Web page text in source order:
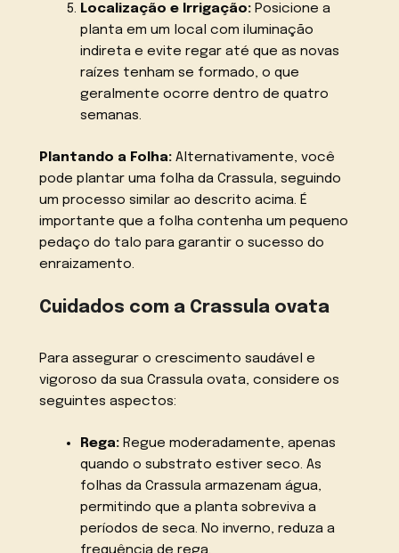
Localização e Irrigação:Posicione a
planta em um local com iluminação
indireta e evite regar até que as novas
raízes tenham se formado, o que
geralmente ocorre dentro de quatro
semanas.
Plantando a Folha: Alternativamente, você
pode plantar uma folha da Crassula, seguindo
um processo similar ao descrito acima. É
importante que a folha contenha um pequeno
pedaço do talo para garantir o sucesso do
enraizamento.
Cuidados com a Crassula ovata
Para assegurar o crescimento saudável e
vigoroso da sua Crassula ovata, considere os
seguintes aspectos:
Rega:Regue moderadamente, apenas
quando o substrato estiver seco. As
folhas da Crassula armazenam água,
permitindo que a planta sobreviva a
períodos de seca. No inverno, reduza a